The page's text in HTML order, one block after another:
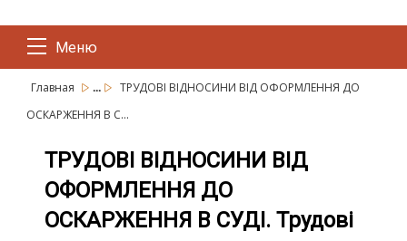
Меню
Главная ...
ТРУДОВІ ВІДНОСИНИ ВІД ОФОРМЛЕННЯ ДО
ОСКАРЖЕННЯ В С...
ТРУДОВІ ВІДНОСИНИ ВІД
ОФОРМЛЕННЯ ДО
ОСКАРЖЕННЯ В СУДІ. Трудові